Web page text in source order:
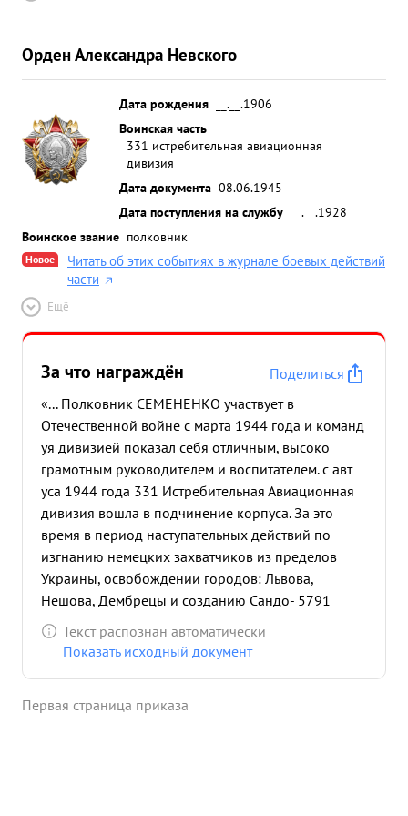
Орден Александра Невского
Дата рождения
__.__.1906
Воинская часть
331 истребительная авиационная
дивизия
Дата документа 08.06.1945
Дата поступления на службу
__.__.1928
Воинское звание полковник
Новое
Читать об этих событиях в журнале боевых действий
части
Ещё
За что награждён
Поделиться
«... Полковник СЕМЕНЕНКО участвует в
Отечественной войне с марта 1944 года и команд
уя дивизией показал себя отличным, высоко
грамотным руководителем и воспитателем. с авт
уса 1944 года 331 Истребительная Авиационная
дивизия вошла в подчинение корпуса. За это
время в период наступательных действий по
изгнанию немецких захватчиков из пределов
Украины, освобождении городов: Львова,
Нешова, Дембрецы и созданию Сандо- 5791
мирского плацдарма на Левом берегу Вислы
дивизия произвела боевой вылет проведено 139
штурмовиков дивизия выполнила отлично. Не
Текст распознан автоматически
Показать исходный документ
Первая страница приказа